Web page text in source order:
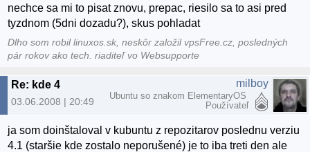
nechce sa mi to pisat znovu, prepac, riesilo sa to asi pred
tyzdnom (5dni dozadu?), skus pohladat
Dlho som robil linuxos.sk, neskôr založil vpsFree.cz, posledných
pár rokov ako tech. riaditeľ vo Websupporte
Re: kde 4
03.06.2008 | 20:49
milboy
Ubuntu so znakom ElementaryOS
Používateľ
ja som doinštaloval v kubuntu z repozitarov poslednu verziu
4.1 (staršie kde zostalo neporušené) je to iba treti den ale